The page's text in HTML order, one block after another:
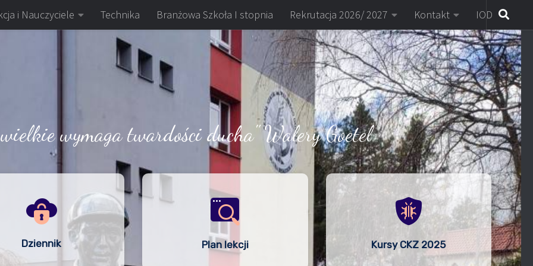
i Nauczyciele Technika Branżowa Szkoła I stopnia Rekrutacja 2026/ 2027 Kontakt IOD
wymaga twardości ducha" Walery Goetel
Dziennik Plan lekcji Kursy CKZ 2025